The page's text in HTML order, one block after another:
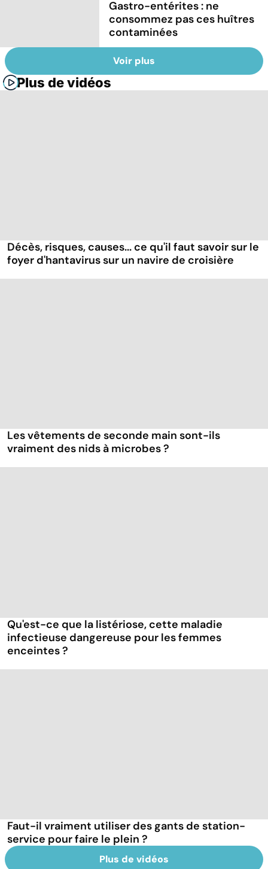
Gastro-entérites : ne
consommez pas ces huîtres
contaminées
Voir plus
Plus de vidéos
Décès, risques, causes... ce qu'il faut savoir sur le
foyer d'hantavirus sur un navire de croisière
Les vêtements de seconde main sont-ils
vraiment des nids à microbes ?
Qu'est-ce que la listériose, cette maladie
infectieuse dangereuse pour les femmes
enceintes ?
Faut-il vraiment utiliser des gants de station-
service pour faire le plein ?
Plus de vidéos